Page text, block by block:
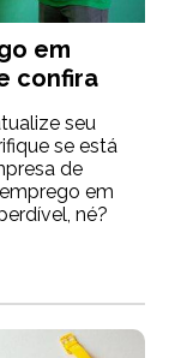
em
confira
seu
se está
de
em
né?